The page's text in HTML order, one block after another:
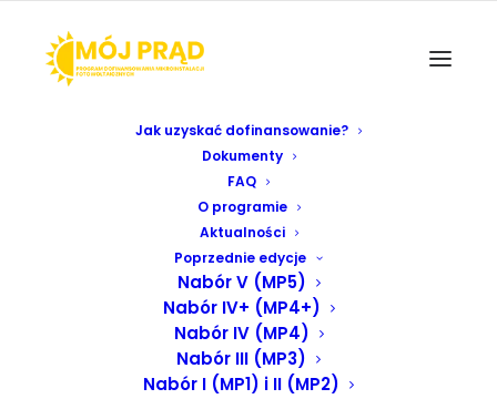
Jak uzyskać dofinansowanie?
Dokumenty
FAQ
O programie
Aktualności
Poprzednie edycje
Nabór V (MP5)
Nabór IV+ (MP4+)
Nabór IV (MP4)
Nabór III (MP3)
Nabór I (MP1) i II (MP2)
Aktualności